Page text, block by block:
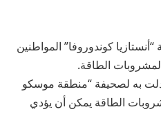
كوندوروفا” المواطنين
الطاقة.
به لصحيفة “منطقة موسكو
الطاقة يمكن أن يؤدي